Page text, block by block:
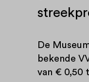
De
bekende
van € 0,50